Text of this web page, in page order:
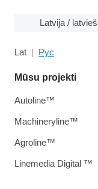
Latvija /
Lat Рус
Mūsu projekti
Autoline™
Machineryline™
Agroline™
Linemedia Digital ™